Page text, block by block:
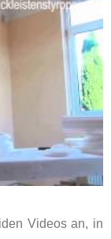
Videos an, in